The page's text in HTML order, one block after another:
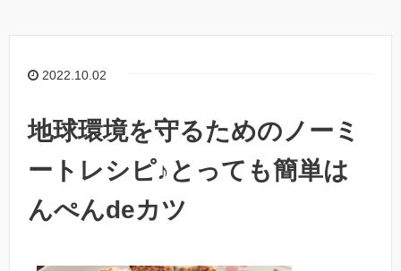
2022.10.02
地球環境を守るためのノーミ
ートレシピ♪とっても簡単は
んぺんdeカツ